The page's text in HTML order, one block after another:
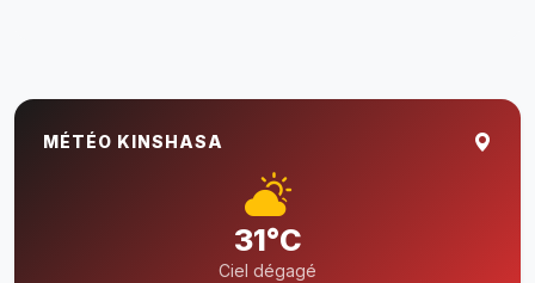
MÉTÉO KINSHASA
31°C
Ciel dégagé